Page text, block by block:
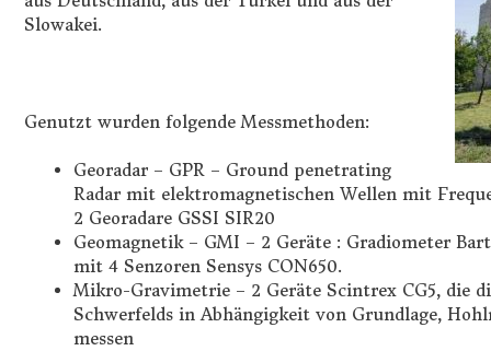
Slowakei.
Genutzt wurden folgende Messmethoden:
Georadar – GPR – Ground penetrating
Radar mit elektromagnetischen Wellen mit
2 Georadare GSSI SIR20
Geomagnetik – GMI – 2 Geräte : Gradiometer
mit 4 Senzoren Sensys CON650.
Mikro-Gravimetrie – 2 Geräte Scintrex CG5, die
Schwerfelds in Abhängigkeit von Grundlage,
messen